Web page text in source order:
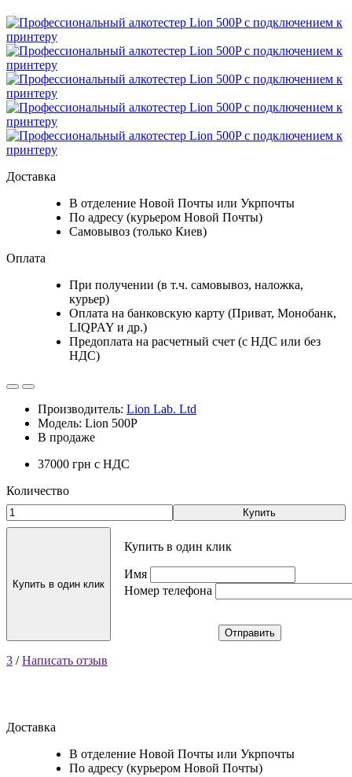
Доставка
В отделение Новой Почты или Укрпочты
По адресу (курьером Новой Почты)
Самовывоз (только Киев)
Оплата
При получении (в т.ч. самовывоз, наложка,
курьер)
Оплата на банковскую карту (Приват, Монобанк,
LIQPAY и др.)
Предоплата на расчетный счет (с НДС или без
НДС)
Производитель: Lion Lab. Ltd
Модель: Lion 500P
В продаже
37000 грн с НДС
Количество
Купить
Купить в один клик
Купить в один клик
Имя
Номер телефона
Отправить
3 /Написать отзыв
Доставка
В отделение Новой Почты или Укрпочты
По адресу (курьером Новой Почты)